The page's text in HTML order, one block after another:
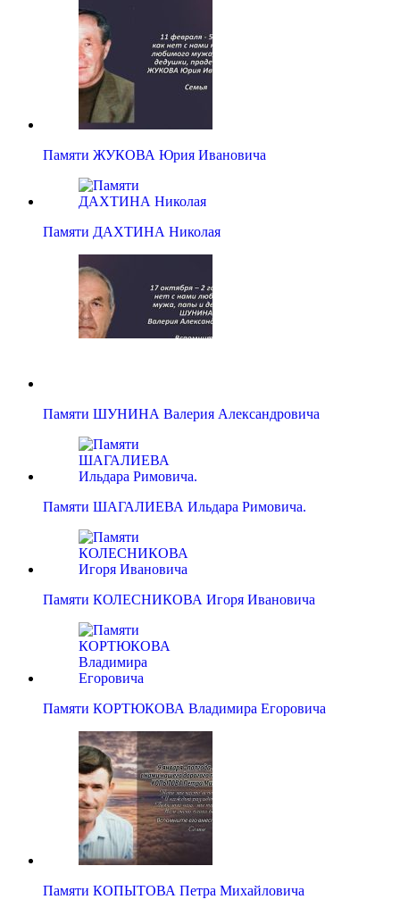
Памяти ЖУКОВА Юрия Ивановича
Памяти ДАХТИНА Николая
Памяти ШУНИНА Валерия Александровича
Памяти ШАГАЛИЕВА Ильдара Римовича.
Памяти КОЛЕСНИКОВА Игоря Ивановича
Памяти КОРТЮКОВА Владимира Егоровича
Памяти КОПЫТОВА Петра Михайловича